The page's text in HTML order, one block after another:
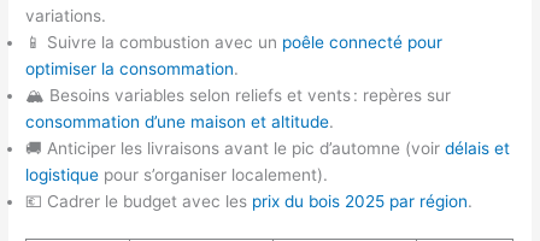
variations.
📱 Suivre la combustion avec un poêle connecté pour
optimiser la consommation.
🏔️ Besoins variables selon reliefs et vents : repères sur
consommation d’une maison et altitude.
🚚 Anticiper les livraisons avant le pic d’automne (voirdélais et
logistique pour s’organiser localement).
💶 Cadrer le budget avec les prix du bois 2025 par région.